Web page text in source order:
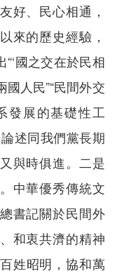
好、民心相通，
來的歷史經驗，
國之交在於民相
國人民”“民間外交
發展的基礎性工
述同我們黨長期
與時俱進。二是
中華優秀傳統文
書記關於民間外
和衷共濟的精神
姓昭明，協和萬